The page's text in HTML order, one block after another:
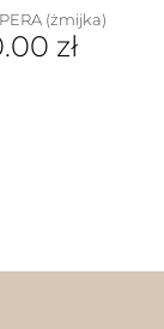
(żmijka)
zł